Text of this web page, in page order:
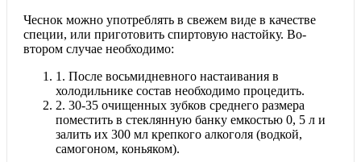
Чеснок можно употреблять в свежем виде в качестве
специи, или приготовить спиртовую настойку. Во-
втором случае необходимо:
1. После восьмидневного настаивания в
холодильнике состав необходимо процедить.
2. 30-35 очищенных зубков среднего размера
поместить в стеклянную банку емкостью 0, 5 л и
залить их 300 мл крепкого алкоголя (водкой,
самогоном, коньяком).